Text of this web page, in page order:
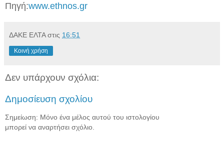
Πηγή:www.ethnos.gr
ΔΑΚΕ ΕΛΤΑ στις 16:51
Κοινή χρήση
Δεν υπάρχουν σχόλια:
Δημοσίευση σχολίου
Σημείωση: Μόνο ένα μέλος αυτού του ιστολογίου
μπορεί να αναρτήσει σχόλιο.